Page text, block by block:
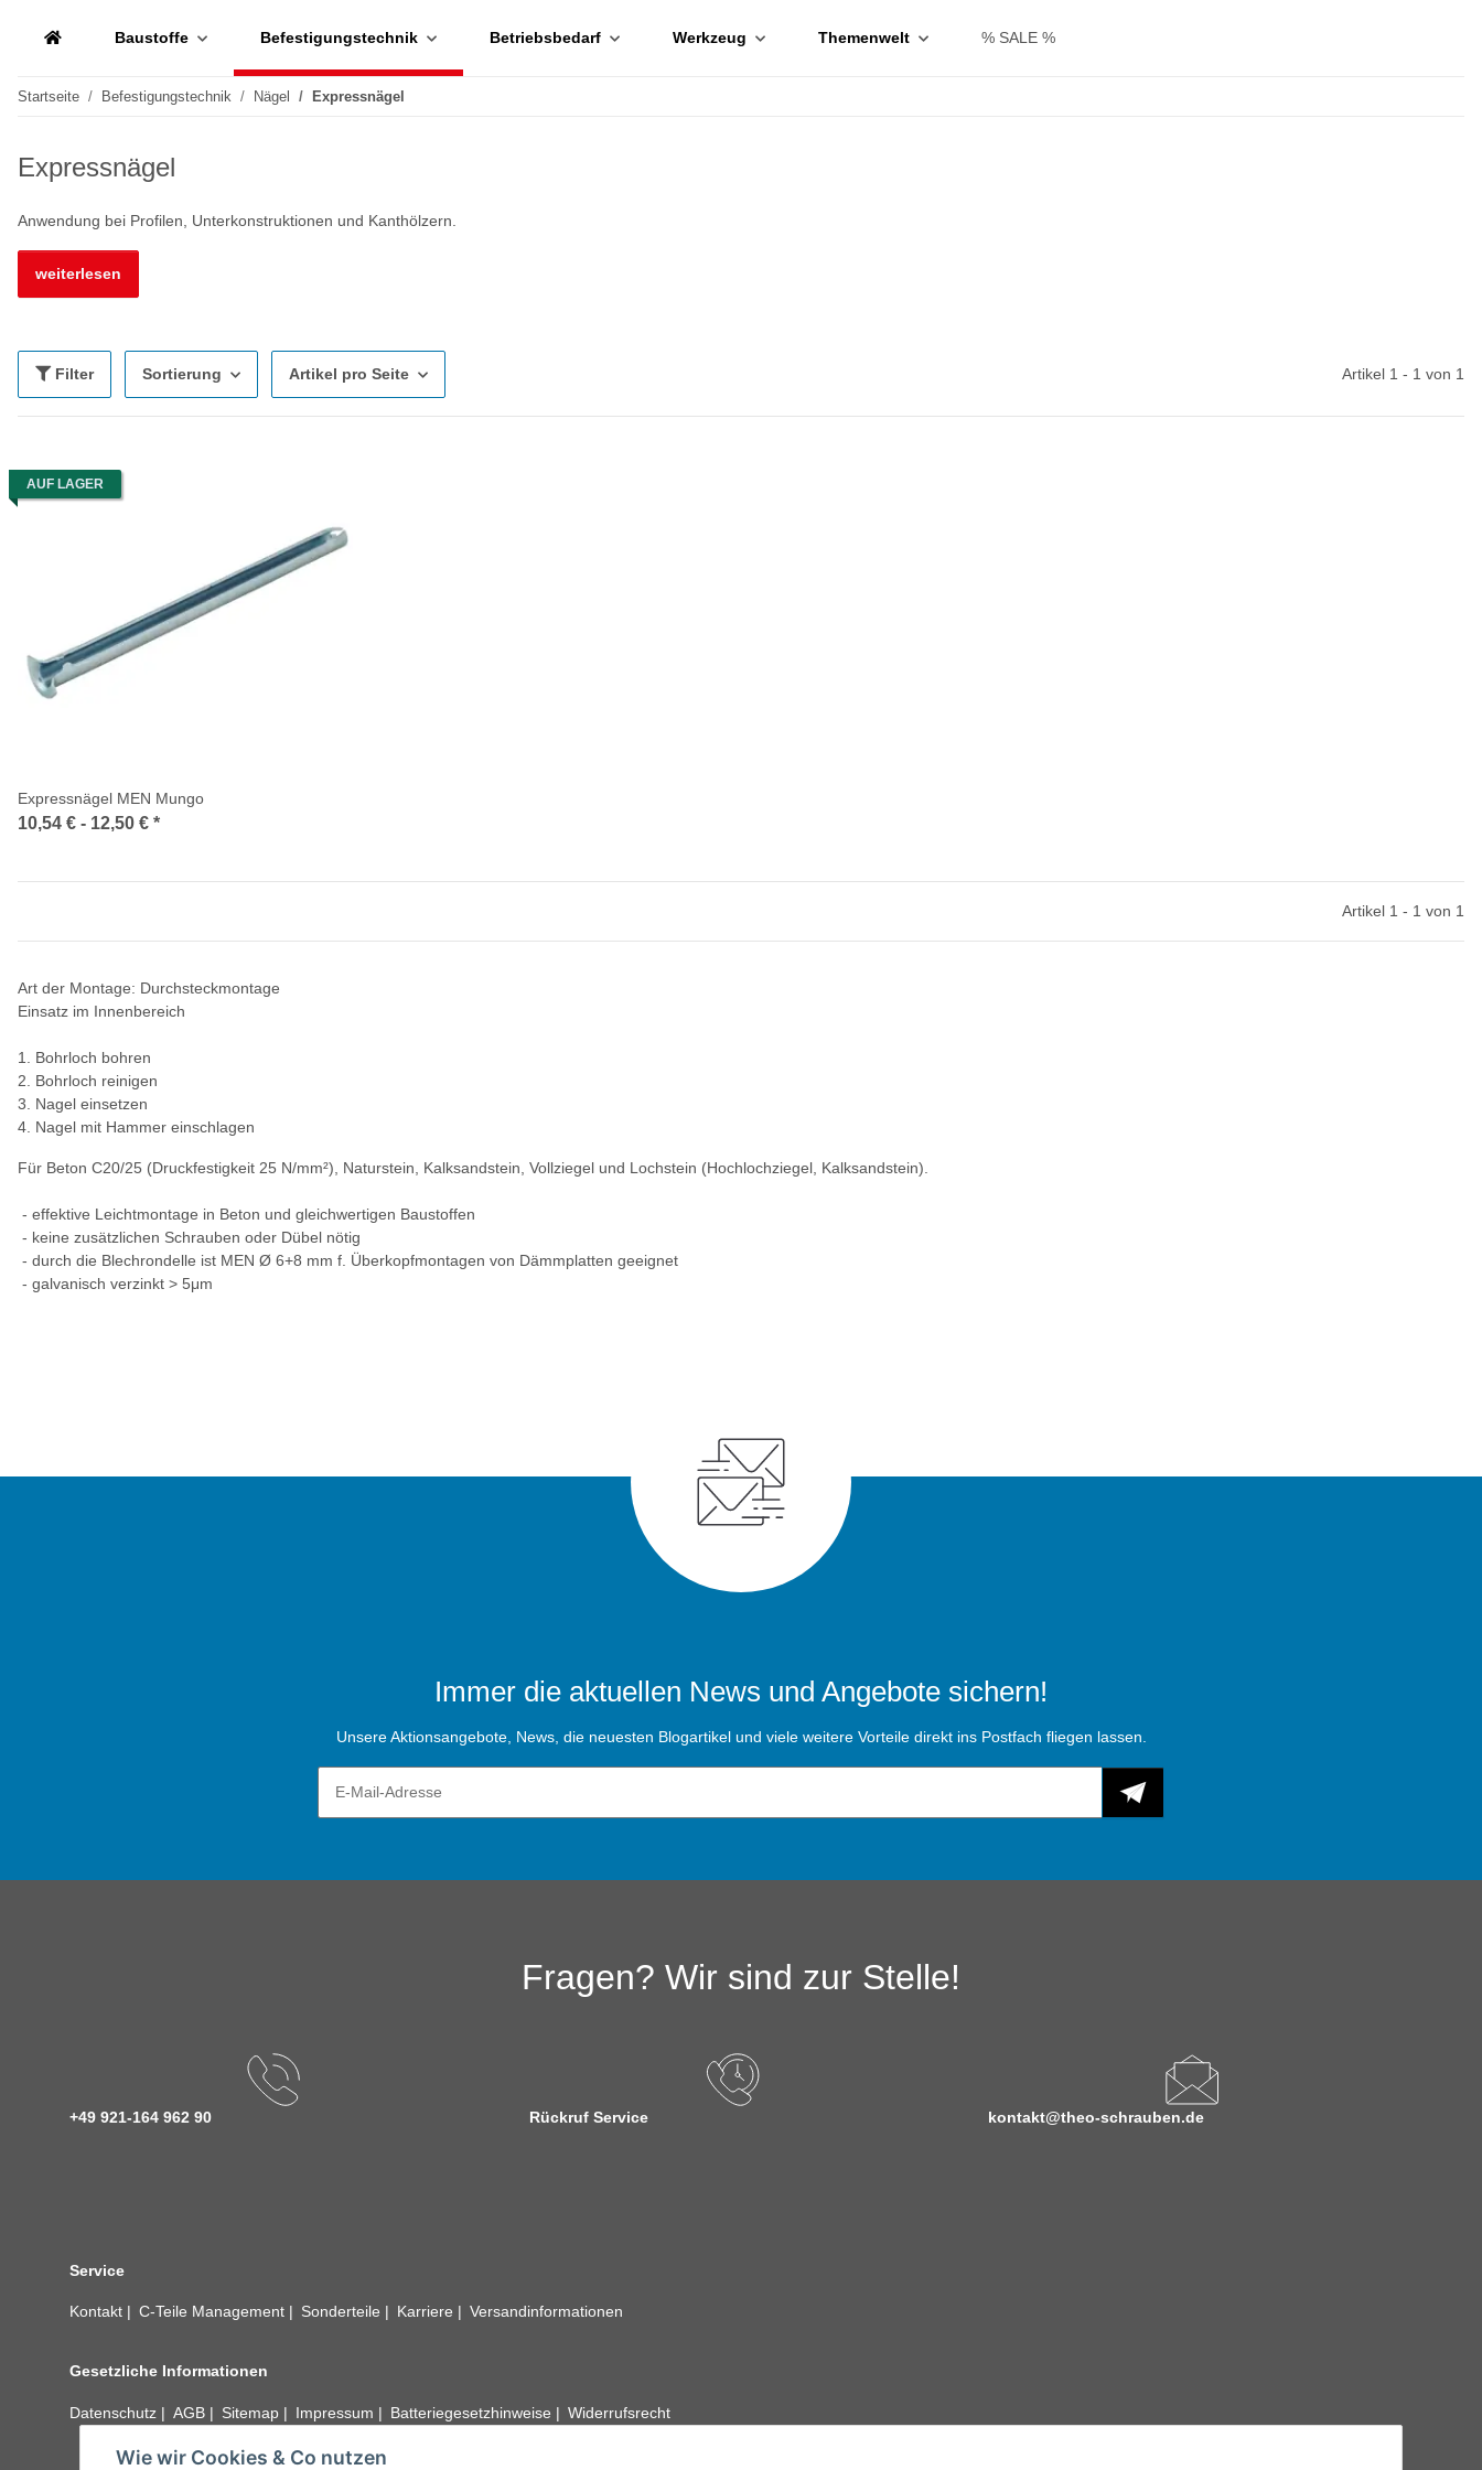
Wie wir Cookies & Co nutzen
Baustoffe Befestigungstechnik Betriebsbedarf Werkzeug Themenwelt % SALE %
Startseite Befestigungstechnik Nägel Expressnägel
Expressnägel
Anwendung bei Profilen, Unterkonstruktionen und Kanthölzern.
weiterlesen
Filter Sortierung Artikel pro Seite Artikel 1 - 1 von 1
AUF LAGER
Expressnägel MEN Mungo
10,54 € - 12,50 € *
Artikel 1 - 1 von 1
Art der Montage: Durchsteckmontage
Einsatz im Innenbereich
1. Bohrloch bohren
2. Bohrloch reinigen
3. Nagel einsetzen
4. Nagel mit Hammer einschlagen
Für Beton C20/25 (Druckfestigkeit 25 N/mm²), Naturstein, Kalksandstein, Vollziegel und Lochstein (Hochlochziegel, Kalksandstein).
- effektive Leichtmontage in Beton und gleichwertigen Baustoffen
- keine zusätzlichen Schrauben oder Dübel nötig
- durch die Blechrondelle ist MEN Ø 6+8 mm f. Überkopfmontagen von Dämmplatten geeignet
- galvanisch verzinkt > 5μm
Immer die aktuellen News und Angebote sichern!
Unsere Aktionsangebote, News, die neuesten Blogartikel und viele weitere Vorteile direkt ins Postfach fliegen lassen.
Fragen? Wir sind zur Stelle!
+49 921-164 962 90 Rückruf Service kontakt@theo-schrauben.de
Service
Kontakt C-Teile Management Sonderteile Karriere Versandinformationen
Gesetzliche Informationen
Datenschutz AGB Sitemap Impressum Batteriegesetzhinweise Widerrufsrecht